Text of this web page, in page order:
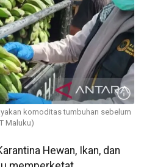
komoditas tumbuhan sebelum
Maluku)
Hewan, Ikan, dan